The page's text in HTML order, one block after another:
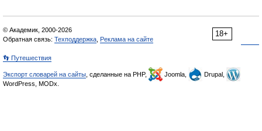
18+
© Академик, 2000-2026
Обратная связь: Техподдержка Реклама на сайте
👣 Путешествия
Экспорт словарей на сайты , сделанные на PHP, Joomla,
Drupal,
WordPress, MODx.